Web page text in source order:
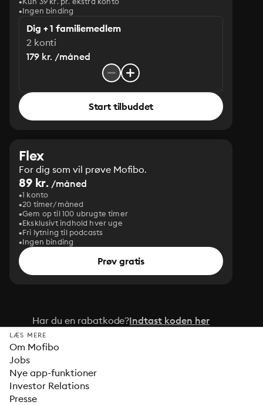
Ingen binding
Dig + 1 familiemedlem
2 konti
179 kr. /måned
Start tilbuddet
Flex
For dig som vil prøve Mofibo.
89 kr. /måned
1 konto
20 timer/måned
Gem op til 100 ubrugte timer
Eksklusivt indhold hver uge
Fri lytning til podcasts
Ingen binding
Prøv gratis
Har du en rabatkode?Indtast koden her
LÆS MERE
Om Mofibo
Jobs
Nye app-funktioner
Investor Relations
Presse